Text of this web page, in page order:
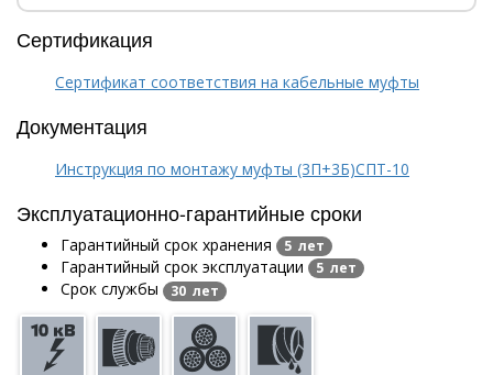
Сертификация
Сертификат соответствия на кабельные муфты
Документация
Инструкция по монтажу муфты (3П+3Б)СПТ-10
Эксплуатационно-гарантийные сроки
Гарантийный срок хранения 5 лет
Гарантийный срок эксплуатации 5 лет
Срок службы 30 лет